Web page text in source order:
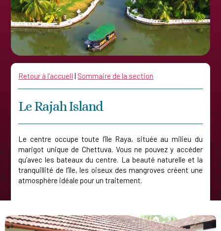
Retour à l’accueil | Sommaire de la section
Le Rajah Island
Le centre occupe toute l’île Raya, située au milieu du
marigot unique de Chettuva. Vous ne pouvez y accéder
qu’avec les bateaux du centre. La beauté naturelle et la
tranquillité de l’île, les oiseux des mangroves créent une
atmosphère idéale pour un traitement.